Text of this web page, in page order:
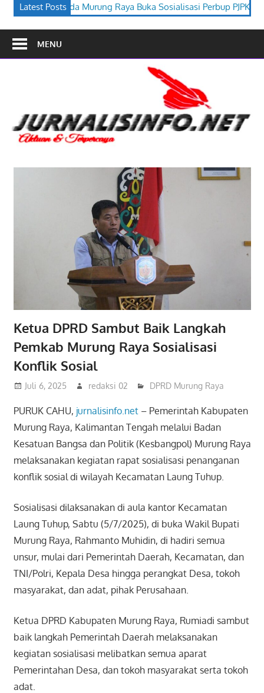
Latest Posts
Buka Sosialisasi Perbup PJPK 2026–2030 Festival Budaya
MENU
Ketua DPRD Sambut Baik Langkah
Pemkab Murung Raya Sosialisasi
Konflik Sosial
Juli 6, 2025 redaksi 02 DPRD Murung Raya
PURUK CAHU, jurnalisinfo.net– Pemerintah Kabupaten
Murung Raya, Kalimantan Tengah melalui Badan
Kesatuan Bangsa dan Politik (Kesbangpol) Murung Raya
melaksanakan kegiatan rapat sosialisasi penanganan
konflik sosial di wilayah Kecamatan Laung Tuhup.
Sosialisasi dilaksanakan di aula kantor Kecamatan
Laung Tuhup, Sabtu (5/7/2025), di buka Wakil Bupati
Murung Raya, Rahmanto Muhidin, di hadiri semua
unsur, mulai dari Pemerintah Daerah, Kecamatan, dan
TNI/Polri, Kepala Desa hingga perangkat Desa, tokoh
masyarakat, dan adat, pihak Perusahaan.
Ketua DPRD Kabupaten Murung Raya, Rumiadi sambut
baik langkah Pemerintah Daerah melaksanakan
kegiatan sosialisasi melibatkan semua aparat
Pemerintahan Desa, dan tokoh masyarakat serta tokoh
adat.